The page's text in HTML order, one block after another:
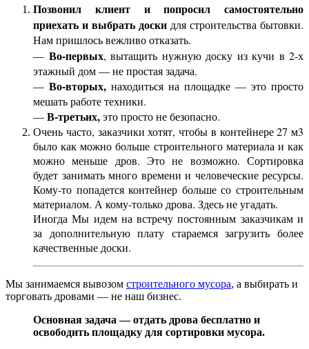
Позвонил клиент и попросил самостоятельно
приехать и выбрать доски для строительства бытовки.
Нам пришлось вежливо отказать.
— Во-первых, вытащить нужную доску из кучи в 2-х
этажный дом — не простая задача.
— Во-вторых, находиться на площадке — это просто
мешать работе техники.
—В-третьих,это просто не безопасно.
Очень часто, заказчики хотят, чтобы в контейнере 27 м3
было как можно больше строительного материала и как
можно меньше дров. Это не возможно. Сортировка
будет занимать много времени и человеческие ресурсы.
Кому-то попадется контейнер больше со строительным
материалом. А кому-только дрова. Здесь не угадать.
Иногда Мы идем на встречу постоянным заказчикам и
за дополнительную плату стараемся загрузить более
качественные доски.
Мы занимаемся вывозом строительного мусора, а выбирать и
торговать дровами — не наш бизнес.
Основная задача — отдать дрова бесплатно и
освободить площадку для сортировки мусора.